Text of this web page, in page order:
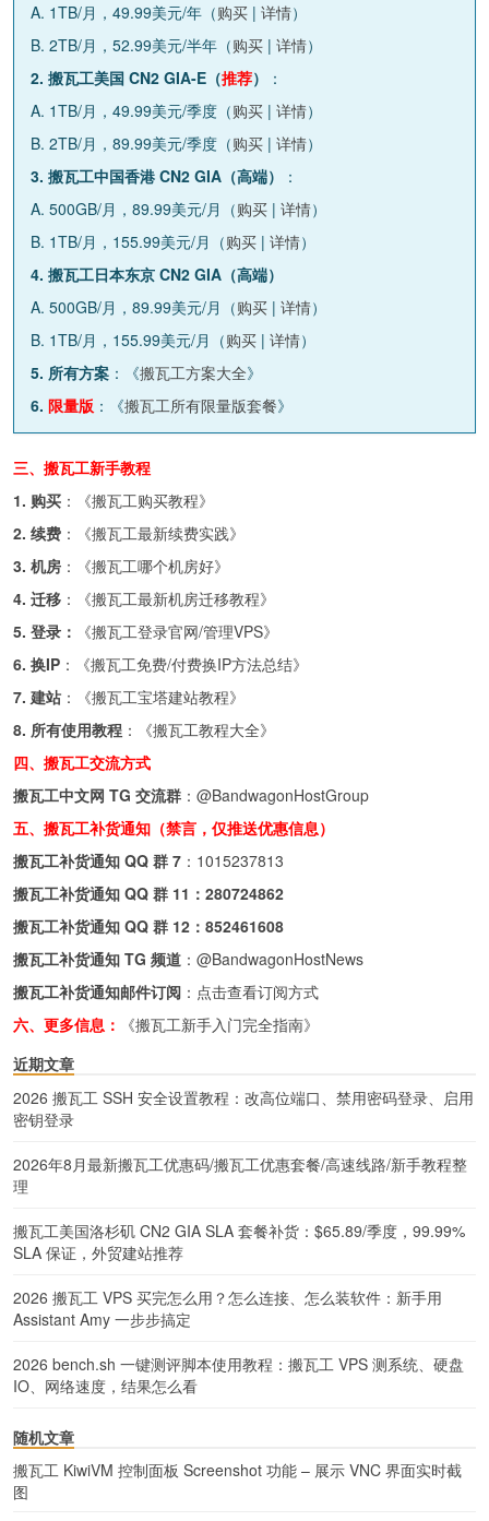
A. 1TB/月，49.99美元/年（购买 | 详情）
B. 2TB/月，52.99美元/半年（购买 | 详情）
2. 搬瓦工美国 CN2 GIA-E（推荐）
：
A. 1TB/月，49.99美元/季度（购买 | 详情）
B. 2TB/月，89.99美元/季度（购买 | 详情）
3. 搬瓦工中国香港 CN2 GIA（高端）
：
A. 500GB/月，89.99美元/月（购买 | 详情）
B. 1TB/月，155.99美元/月（购买 | 详情）
4. 搬瓦工日本东京 CN2 GIA（高端）
A. 500GB/月，89.99美元/月（购买 | 详情）
B. 1TB/月，155.99美元/月（购买 | 详情）
5. 所有方案 ：《搬瓦工方案大全》
6. 限量版 ：《搬瓦工所有限量版套餐》
三、搬瓦工新手教程
1. 购买 ：《搬瓦工购买教程》
2. 续费 ：《搬瓦工最新续费实践》
3. 机房 ：《搬瓦工哪个机房好》
4. 迁移 ：《搬瓦工最新机房迁移教程》
5. 登录：
《搬瓦工登录官网/管理VPS》
6. 换IP ：《搬瓦工免费/付费换IP方法总结》
7. 建站 ：《搬瓦工宝塔建站教程》
8. 所有使用教程 ：《搬瓦工教程大全》
四、搬瓦工交流方式
搬瓦工中文网 TG 交流群 ： @BandwagonHostGroup
五、搬瓦工补货通知（禁言，仅推送优惠信息）
搬瓦工补货通知 QQ 群 7 ： 1015237813
搬瓦工补货通知 QQ 群 11： 280724862
搬瓦工补货通知 QQ 群 12： 852461608
搬瓦工补货通知 TG 频道 ： @BandwagonHostNews
搬瓦工补货通知邮件订阅 ： 点击查看订阅方式
六、更多信息：
《搬瓦工新手入门完全指南》
近期文章
2026 搬瓦工 SSH 安全设置教程：改高位端口、禁用密码登录、启用
密钥登录
2026年8月最新搬瓦工优惠码/搬瓦工优惠套餐/高速线路/新手教程整
理
搬瓦工美国洛杉矶 CN2 GIA SLA 套餐补货：$65.89/季度，99.99%
SLA 保证，外贸建站推荐
2026 搬瓦工 VPS 买完怎么用？怎么连接、怎么装软件：新手用
Assistant Amy 一步步搞定
2026 bench.sh 一键测评脚本使用教程：搬瓦工 VPS 测系统、硬盘
IO、网络速度，结果怎么看
随机文章
搬瓦工 KiwiVM 控制面板 Screenshot 功能 – 展示 VNC 界面实时截
图